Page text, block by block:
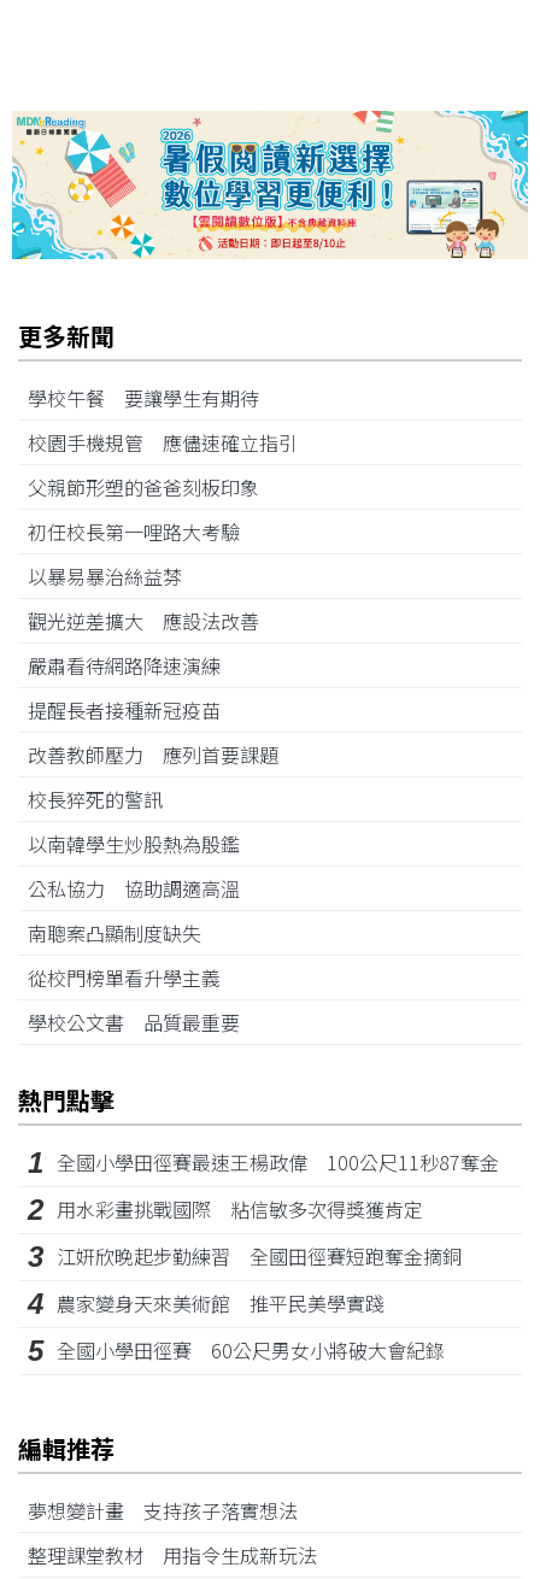
更多新聞
學校午餐 要讓學生有期待
校園手機規管 應儘速確立指引
父親節形塑的爸爸刻板印象
初任校長第一哩路大考驗
以暴易暴治絲益棼
觀光逆差擴大 應設法改善
嚴肅看待網路降速演練
提醒長者接種新冠疫苗
改善教師壓力 應列首要課題
校長猝死的警訊
以南韓學生炒股熱為殷鑑
公私協力 協助調適高溫
南聰案凸顯制度缺失
從校門榜單看升學主義
學校公文書 品質最重要
熱門點擊
1 全國小學田徑賽最速王楊政偉 100公尺11秒87奪金
2 用水彩畫挑戰國際 粘信敏多次得獎獲肯定
3 江姸欣晚起步勤練習 全國田徑賽短跑奪金摘銅
4 農家變身天來美術館 推平民美學實踐
5 全國小學田徑賽 60公尺男女小將破大會紀錄
編輯推荐
夢想變計畫 支持孩子落實想法
整理課堂教材 用指令生成新玩法